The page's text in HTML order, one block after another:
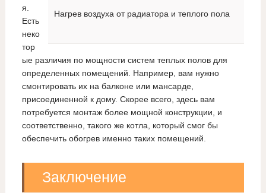
Нагрев воздуха от радиатора и теплого пола
я.
Есть
неко
тор
ые различия по мощности систем теплых полов для
определенных помещений. Например, вам нужно
смонтировать их на балконе или мансарде,
присоединенной к дому. Скорее всего, здесь вам
потребуется монтаж более мощной конструкции, и
соответственно, такого же котла, который смог бы
обеспечить обогрев именно таких помещений.
Заключение